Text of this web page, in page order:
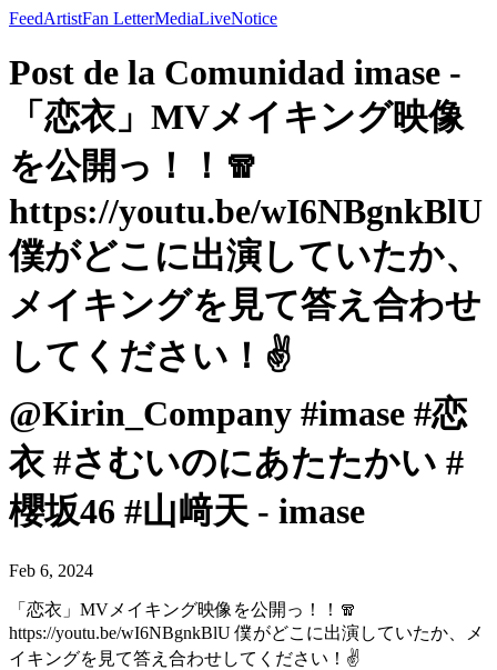
FeedArtistFan LetterMediaLiveNotice
Post de la Comunidad imase -
「恋衣」MVメイキング映像
を公開っ！！🧣
https://youtu.be/wI6NBgnkBlU
僕がどこに出演していたか、
メイキングを見て答え合わせ
してください！✌️
@Kirin_Company #imase #恋
衣 #さむいのにあたたかい #
櫻坂46 #山﨑天 - imase
Feb 6, 2024
「恋衣」MVメイキング映像を公開っ！！🧣
https://youtu.be/wI6NBgnkBlU 僕がどこに出演していたか、メ
イキングを見て答え合わせしてください！✌️